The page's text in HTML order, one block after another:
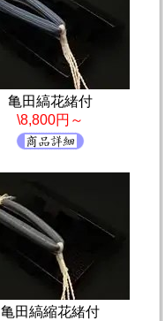
亀田縞花緒付
\8,800円～
亀田縞縮花緒付